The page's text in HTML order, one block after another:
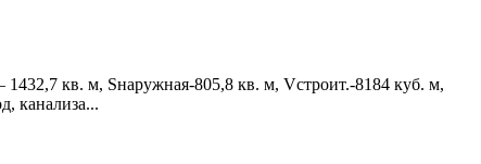
кв. м, Sнаружная-805,8 кв. м, Vстроит.-8184 куб. м,
канализа...